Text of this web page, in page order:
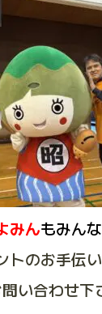
みんもみん
のお手伝
い合わせ下